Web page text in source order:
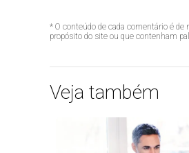
* O conteúdo de cada comentário é
propósito do site ou que contenham
Veja também